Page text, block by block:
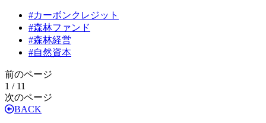
#カーボンクレジット
#森林ファンド
#森林経営
#自然資本
前のページ
1 / 11
次のページ
BACK